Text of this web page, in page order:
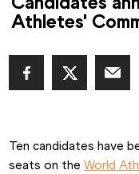
Athletes'
Ten candidates have
seats on the World